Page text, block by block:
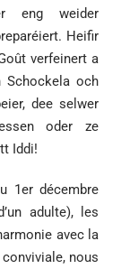
eng weider
Heifir
verfeinert a
Schockela och
dee selwer
oder ze
Iddi!
1er décembre
adulte), les
avec la
nous